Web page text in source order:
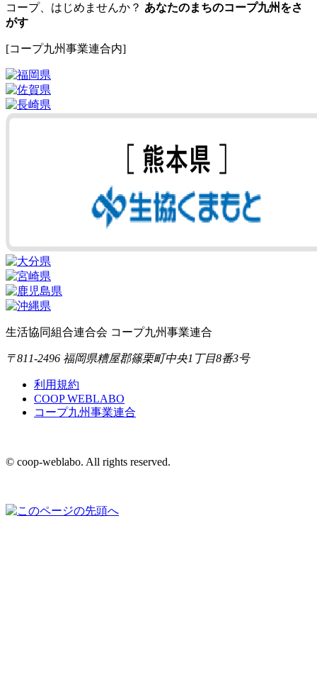
コープ、はじめませんか？ あなたのまちのコープ九州をさ
がす
[コープ九州事業連合内]
生活協同組合連合会 コープ九州事業連合
〒811-2496 福岡県糟屋郡篠栗町中央1丁目8番3号
利用規約
COOP WEBLABO
コープ九州事業連合
© coop-weblabo. All rights reserved.